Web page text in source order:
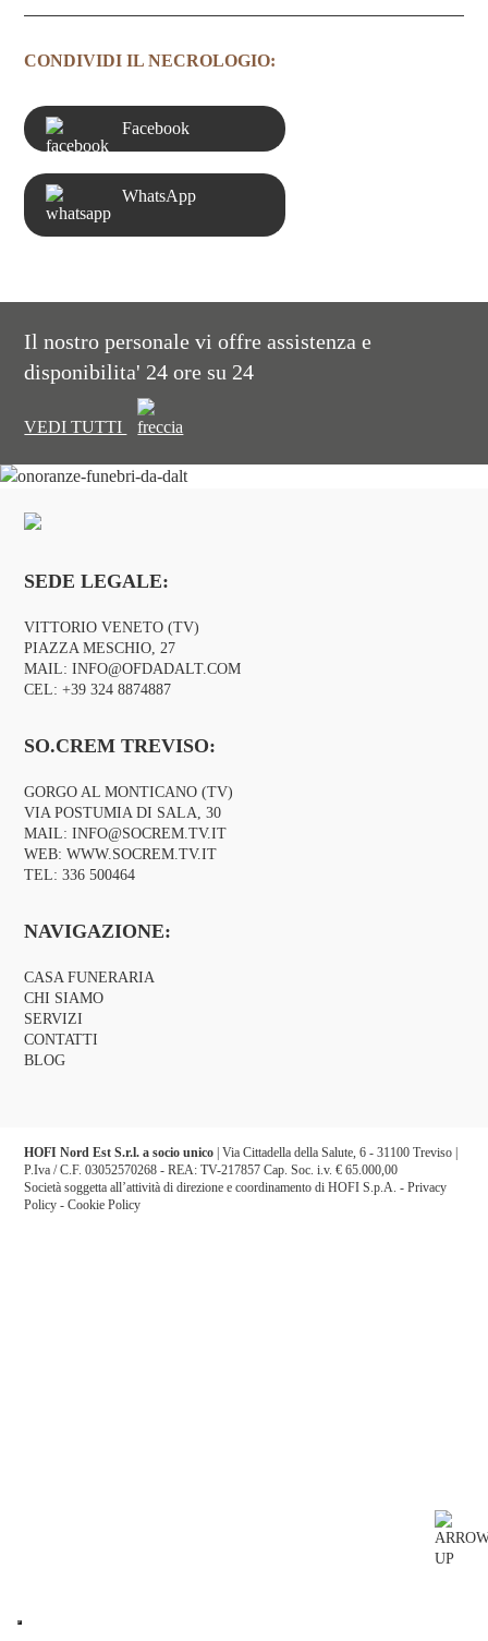
CONDIVIDI IL NECROLOGIO:
Facebook
WhatsApp
Il nostro personale vi offre assistenza e
disponibilita' 24 ore su 24
VEDI TUTTI
SEDE LEGALE:
VITTORIO VENETO (TV)
PIAZZA MESCHIO, 27
MAIL:INFO@OFDADALT.COM
CEL:+39 324 8874887
SO.CREM TREVISO:
GORGO AL MONTICANO (TV)
VIA POSTUMIA DI SALA, 30
MAIL:INFO@SOCREM.TV.IT
WEB:WWW.SOCREM.TV.IT
TEL:336 500464
NAVIGAZIONE:
CASA FUNERARIA
CHI SIAMO
SERVIZI
CONTATTI
BLOG
HOFI Nord Est S.r.l. a socio unico | Via Cittadella della Salute, 6 - 31100 Treviso |
P.Iva / C.F. 03052570268 - REA: TV-217857 Cap. Soc. i.v. € 65.000,00
Società soggetta all’attività di direzione e coordinamento di HOFI S.p.A. -Privacy
Policy -Cookie Policy